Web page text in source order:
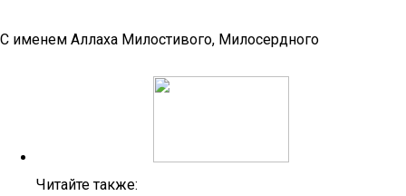
С именем Аллаха Милостивого, Милосердного
Читайте также: